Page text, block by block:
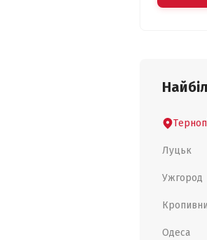
Луцьк
Ужгород
Одеса